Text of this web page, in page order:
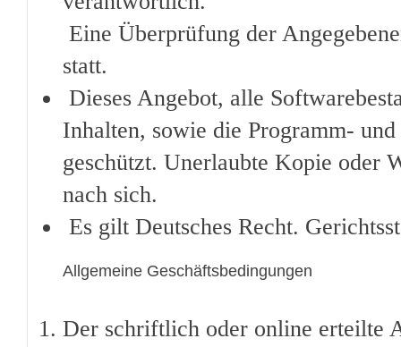
Eine Überprüfung der
statt.
Dieses Angebot, alle
Inhalten, sowie die Programm-
geschützt. Unerlaubte Kopie oder
nach sich.
Es gilt Deutsches Recht.
Allgemeine Geschäftsbedingungen
Der schriftlich oder online erteilte